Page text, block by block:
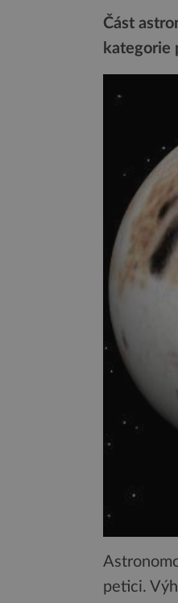
Část
kategorie
petici.